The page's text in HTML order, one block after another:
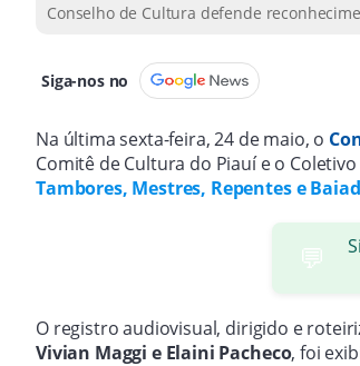
Conselho de Cultura defende
Siga-nos no
Na última sexta-feira, 24 de maio, o
Comitê de Cultura do Piauí e o
Tambores, Mestres, Repentes e
💬
O registro audiovisual, dirigido e
Vivian Maggi e Elaini Pacheco, foi